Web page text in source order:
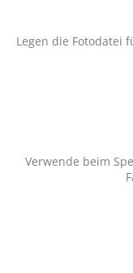
Legen die Fotodatei
Verwende beim